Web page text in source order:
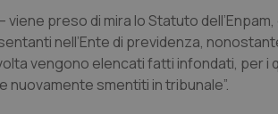
viene preso di mira lo Statuto
nell’Ente di previdenza,
vengono elencati fatti infondati, per
smentiti in tribunale”.